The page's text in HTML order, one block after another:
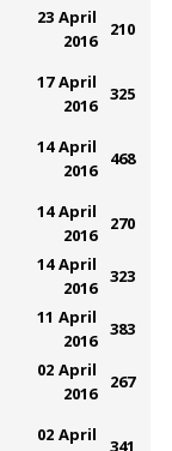
23 April
2016 210
17 April
2016 325
14 April
2016 468
14 April
2016 270
14 April
2016 323
11 April
2016 383
02 April
2016 267
02 April